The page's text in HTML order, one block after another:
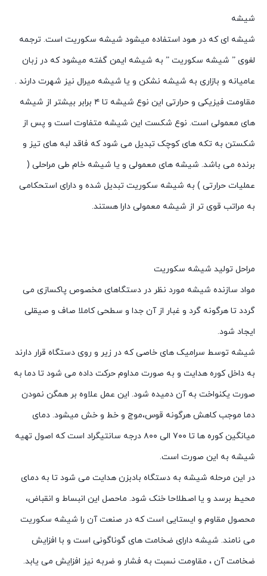
شیشه
شیشه ای که در هود استفاده میشود شیشه سکوریت است. ترجمه
لغوی ” شیشه سکوریت ” به شیشه ایمن گفته میشود که در زبان
عامیانه و بازاری به شیشه نشکن و یا شیشه میرال نیز شهرت دارند .
مقاومت فیزیکی و حرارتی این نوع شیشه تا ۴ برابر بیشتر از شیشه
های معمولی است. نوع شکست این شیشه متفاوت است و پس از
شکستن به تکه های کوچک تبدیل می شود که فاقد لبه های تیز و
برنده می باشد. شیشه های معمولی و یا شیشه خام طی مراحلی (
عملیات حرارتی ) به شیشه سکوریت تبدیل شده و دارای استحکامی
به مراتب قوی تر از شیشه معمولی دارا هستند.
مراحل تولید شیشه سکوریت
مواد سازنده شیشه مورد نظر در دستگاهای مخصوص پاکسازی می
گردد تا هرگونه گرد و غبار از آن جدا و سطحی کاملا صاف و صیقلی
ایجاد شود.
شیشه توسط سرامیک های خاصی که در زیر و روی دستگاه قرار دارند
به داخل کوره هدایت و به صورت مداوم حرکت داده می شود تا دما به
صورت یکنواخت به آن دمیده شود. این عمل علاوه بر همگن نمودن
دما موجب کاهش هرگونه قوس،موج و خط و خش میشود. دمای
میانگین کوره ها تا ۷۰۰ الی ۸۰۰ درجه سانتیگراد است که اصول تهیه
شیشه به این صورت است.
در این مرحله شیشه به دستگاه بادبزن هدایت می شود تا به دمای
محیط برسد و یا اصطلاحا خنک شود. ماحصل این انبساط و انقباض،
محصول مقاوم و ایستایی است که در صنعت آن را شیشه سکوریت
می نامند. شیشه دارای ضخامت های گوناگونی است و با افزایش
ضخامت آن ، مقاومت نسبت به فشار و ضربه نیز افزایش می یابد.